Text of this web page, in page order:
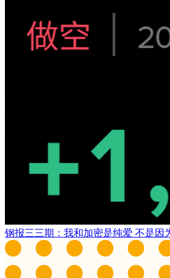
钢报三三期：我和加密是纯爱 不是因